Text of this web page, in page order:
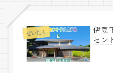
ぜいたく
伊豆
セン